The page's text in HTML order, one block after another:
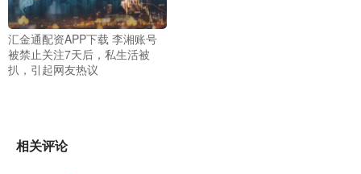
汇金通配资APP下载 李湘账号
被禁止关注7天后，私生活被
扒，引起网友热议
相关评论